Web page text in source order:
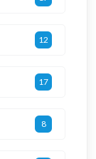
12
17
8